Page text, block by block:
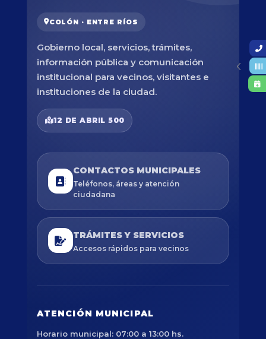
COLÓN · ENTRE RÍOS
Gobierno local, servicios, trámites,
información pública y comunicación
institucional para vecinos, visitantes e
instituciones de la ciudad.
12 DE ABRIL 500
CONTACTOS MUNICIPALES
Teléfonos, áreas y atención
ciudadana
TRÁMITES Y SERVICIOS
Accesos rápidos para vecinos
ATENCIÓN MUNICIPAL
Horario municipal: 07:00 a 13:00 hs.